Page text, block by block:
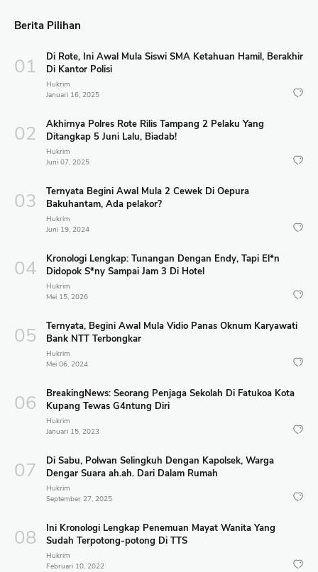
Berita Pilihan
Di Rote, Ini Awal Mula Siswi SMA Ketahuan Hamil, Berakhir
Di Kantor Polisi
Hukrim
Januari 16, 2025
Akhirnya Polres Rote Rilis Tampang 2 Pelaku Yang
Ditangkap 5 Juni Lalu, Biadab!
Hukrim
Juni 07, 2025
Ternyata Begini Awal Mula 2 Cewek Di Oepura
Bakuhantam, Ada pelakor?
Hukrim
Juni 19, 2024
Kronologi Lengkap: Tunangan Dengan Endy, Tapi El*n
Didopok S*ny Sampai Jam 3 Di Hotel
Hukrim
Mei 15, 2026
Ternyata, Begini Awal Mula Vidio Panas Oknum Karyawati
Bank NTT Terbongkar
Hukrim
Mei 06, 2024
BreakingNews: Seorang Penjaga Sekolah Di Fatukoa Kota
Kupang Tewas G4ntung Diri
Hukrim
Januari 15, 2023
Di Sabu, Polwan Selingkuh Dengan Kapolsek, Warga
Dengar Suara ah.ah. Dari Dalam Rumah
Hukrim
September 27, 2025
Ini Kronologi Lengkap Penemuan Mayat Wanita Yang
Sudah Terpotong-potong Di TTS
Hukrim
Februari 10, 2022